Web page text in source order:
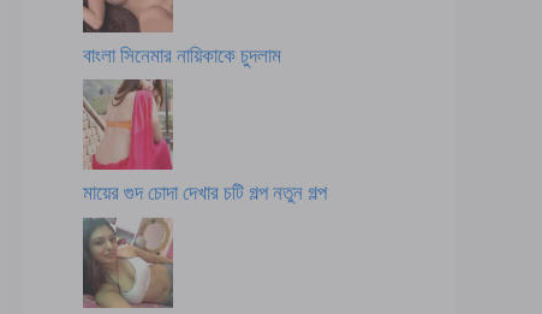
বাংলা সিনেমার নায়িকাকে চুদলাম
মায়ের গুদ চোদা দেখার চটি গল্প নতুন গল্প